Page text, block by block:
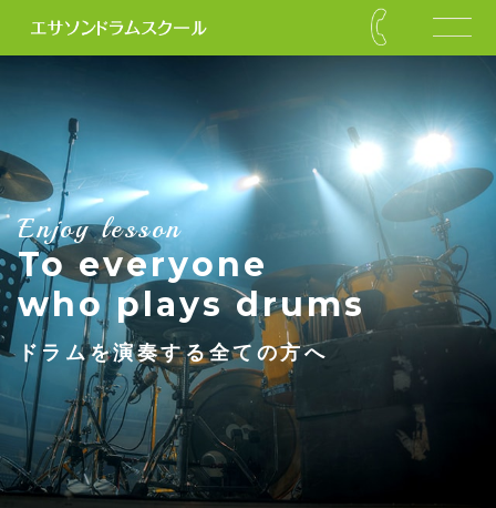
Enjoy lesson
To everyone
who plays drums
ドラムを演奏する全ての方へ